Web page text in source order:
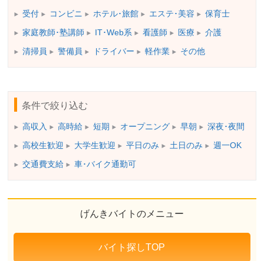
受付 コンビニ ホテル･旅館 エステ･美容 保育士
家庭教師･塾講師 IT･Web系 看護師 医療 介護
清掃員 警備員 ドライバー 軽作業 その他
条件で絞り込む
高収入 高時給 短期 オープニング 早朝 深夜･夜間
高校生歓迎 大学生歓迎 平日のみ 土日のみ 週一OK
交通費支給 車･バイク通勤可
げんきバイトのメニュー
バイト探しTOP